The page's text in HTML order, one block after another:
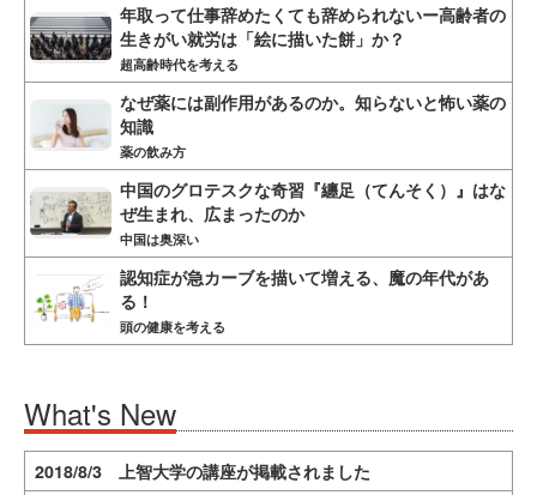
年取って仕事辞めたくても辞められないー高齢者の
生きがい就労は「絵に描いた餅」か？
超高齢時代を考える
なぜ薬には副作用があるのか。知らないと怖い薬の
知識
薬の飲み方
中国のグロテスクな奇習『纏足（てんそく）』はな
ぜ生まれ、広まったのか
中国は奥深い
認知症が急カーブを描いて増える、魔の年代があ
る！
頭の健康を考える
What's New
2018/8/3 上智大学の講座が掲載されました